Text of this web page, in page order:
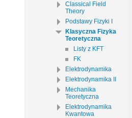
Classical Field
Theory
Podstawy Fizyki I
Klasyczna Fizyka
Teoretyczna
Listy z KFT
FK
Elektrodynamika
Elektrodynamika II
Mechanika
Teoretyczna
Elektrodynamika
Kwantowa